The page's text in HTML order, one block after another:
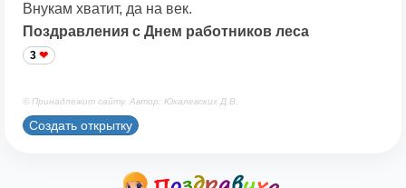
Внукам хватит, да на век.
Поздравления с Днем работников леса
3
© Принадлежит сайту. Автор: Юкалевских Д.В.
Создать открытку